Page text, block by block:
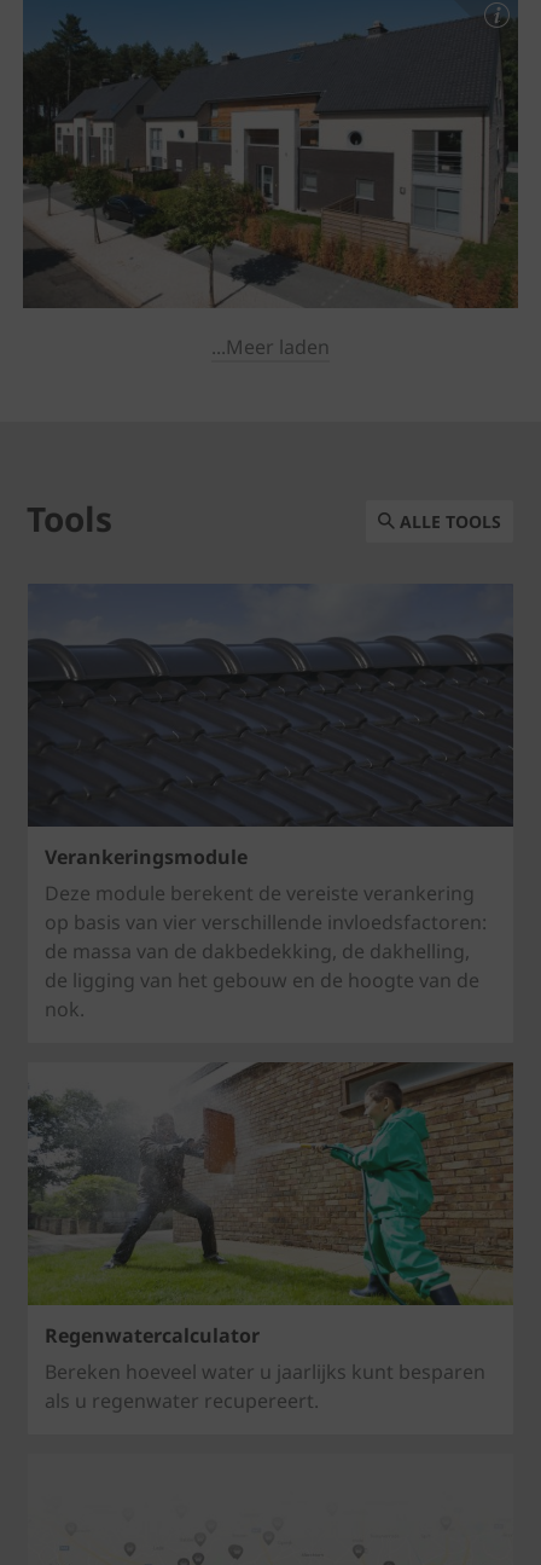
...Meer laden
Tools ALLE TOOLS
Verankeringsmodule
Deze module berekent de vereiste verankering
op basis van vier verschillende invloedsfactoren:
de massa van de dakbedekking, de dakhelling,
de ligging van het gebouw en de hoogte van de
nok.
Regenwatercalculator
Bereken hoeveel water u jaarlijks kunt besparen
als u regenwater recupereert.